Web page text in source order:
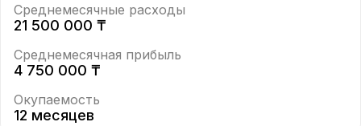
Среднемесячные расходы
21 500 000 ₸
Среднемесячная прибыль
4 750 000 ₸
Окупаемость
12 месяцев